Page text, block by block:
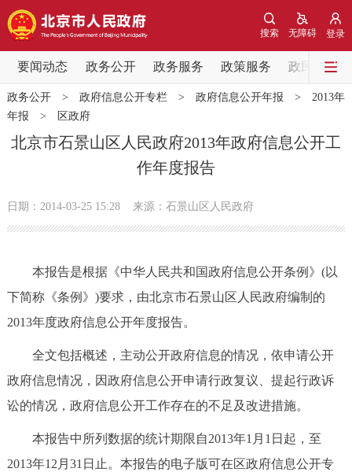
登录
无障碍
搜索
要闻动态 政务公开 政务服务 政策服务 政民互动
要闻动态
党中央精神 国务院信息 中央部委动态
北京要闻 会议信息 部门动态
市领导 机构职能 政策服务
政策兑现 政策解读
决策公开 专题公开
政务服务
政务公开> 政府信息公开专栏> 政府信息公开年报 > 2013年
年报 > 区政府
北京市石景山区人民政府2013年政府信息公开工
作年度报告
日期：2014-03-25 15:28 来源：石景山区人民政府
本报告是根据《中华人民共和国政府信息公开条例》(以
下简称《条例》)要求，由北京市石景山区人民政府编制的
2013年度政府信息公开年度报告。
全文包括概述，主动公开政府信息的情况，依申请公开
政府信息情况，因政府信息公开申请行政复议、提起行政诉
讼的情况，政府信息公开工作存在的不足及改进措施。
本报告中所列数据的统计期限自2013年1月1日起，至
2013年12月31日止。本报告的电子版可在区政府信息公开专